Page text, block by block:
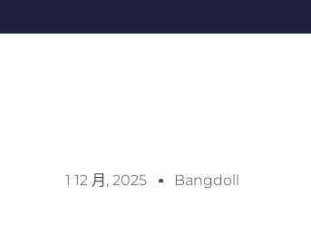
1 12 月, 2025 Bangdoll